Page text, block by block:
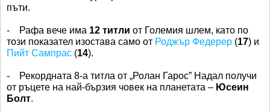
пъти.
- Рафа вече има 12 титли от Големия шлем, като по
този показател изостава само от Роджър Федерер (17) и
Пийт Сампрас (14).
- Рекордната 8-а титла от „Ролан Гарос” Надал получи
от ръцете на най-бързия човек на планетата – Юсеин
Болт.